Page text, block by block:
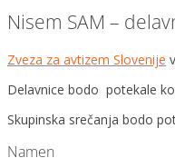
Nisem SAM –
Zveza za avtizem Slovenije
Delavnice bodo potekale
Skupinska srečanja bodo
Namen